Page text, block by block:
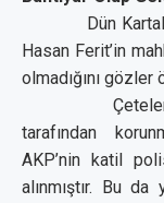
Dün Kartal
Hasan Ferit’in
olmadığını gözler
Çeteler bir
tarafından
AKP’nin katil
alınmıştır. Bu